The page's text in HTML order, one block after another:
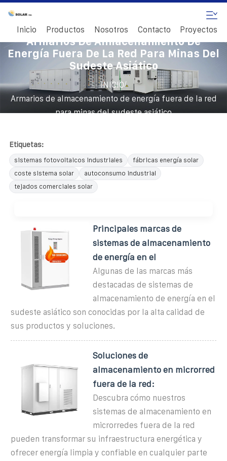
Inicio Productos Nosotros Contacto Proyectos
Armarios De Almacenamiento De
Energía Fuera De La Red Para Minas Del
Sudeste Asiático
INICIO/
Armarios de almacenamiento de energía fuera de la red
para minas del sudeste asiático
Etiquetas:
sistemas fotovoltaicos industriales
fábricas energía solar
coste sistema solar
autoconsumo industrial
tejados comerciales solar
Principales marcas de
sistemas de almacenamiento
de energía en el
Algunas de las marcas más
destacadas de sistemas de
almacenamiento de energía en el
sudeste asiático son conocidas por la alta calidad de
sus productos y soluciones.
Soluciones de
almacenamiento en microrred
fuera de la red:
Descubra cómo nuestros
sistemas de almacenamiento en
microrredes fuera de la red
pueden transformar su infraestructura energética y
ofrecer energía limpia y confiable en cualquier parte